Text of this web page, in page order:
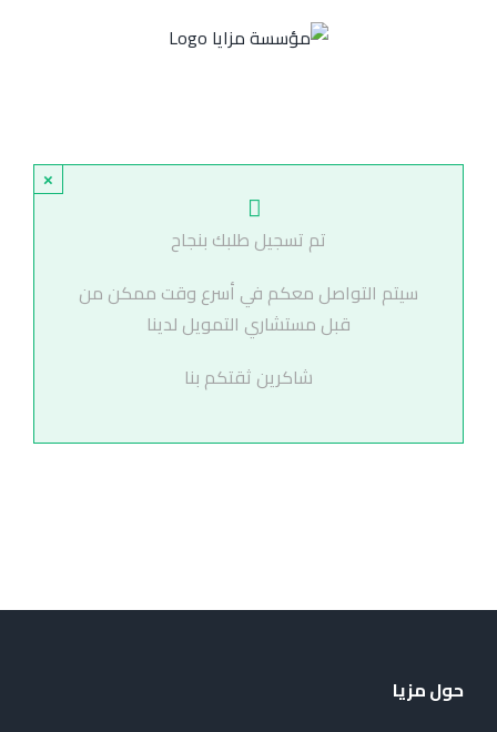
×
تم تسجيل طلبك بنجاح
سيتم التواصل معكم في أسرع وقت ممكن من
قبل مستشاري التمويل لدينا
شاكرين ثقتكم بنا
حول مزيا